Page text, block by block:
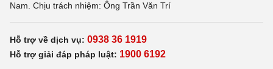
Nam. Chịu trách nhiệm: Ông Trần Văn Trí
Hỗ trợ về dịch vụ: 0938 36 1919
Hỗ trợ giải đáp pháp luật: 1900 6192